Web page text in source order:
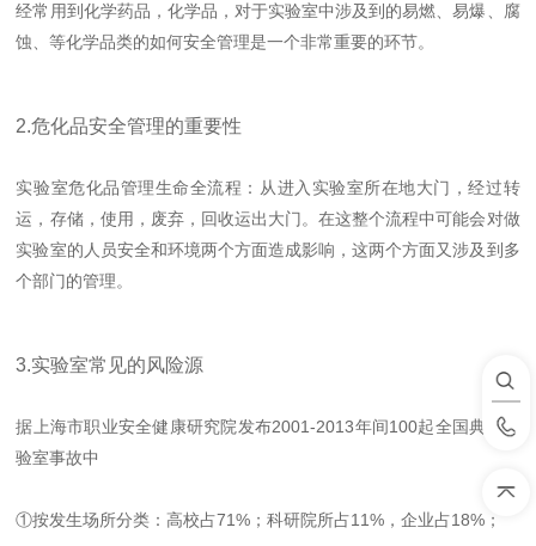
经常用到化学药品，化学品，对于实验室中涉及到的易燃、易爆、腐
蚀、等化学品类的如何安全管理是一个非常重要的环节。
2.危化品安全管理的重要性
实验室危化品管理生命全流程：从进入实验室所在地大门，经过转
运，存储，使用，废弃，回收运出大门。在这整个流程中可能会对做
实验室的人员安全和环境两个方面造成影响，这两个方面又涉及到多
个部门的管理。
3.实验室常见的风险源
据上海市职业安全健康研究院发布2001-2013年间100起全国典型实
验室事故中
①按发生场所分类：高校占71%；科研院所占11%，企业占18%；